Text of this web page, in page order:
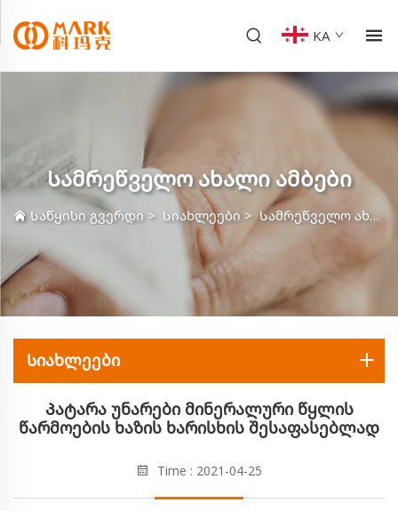
KA
Სამრეწველო ახალი ამბები
Საწყისი გვერდი > Სიახლეები >Სამრეწველო ახალი ამბები
Სიახლეები
Პატარა Უნარები Მინერალური Წყლის
Წარმოების Ხაზის Ხარისხის Შესაფასებლად
Time : 2021-04-25